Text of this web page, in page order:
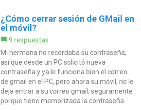
¿Cómo cerrar sesión de GMail en
el móvil?
9 respuestas
Mi hermana no recordaba su contraseña,
así que desde un PC solicitó nueva
contraseña y ya le funciona bien el correo
de gmail en el PC, pero ahora su móvil, no le
deja entrar a su correo gmail, seguramente
porque tiene memorizada la contraseña...